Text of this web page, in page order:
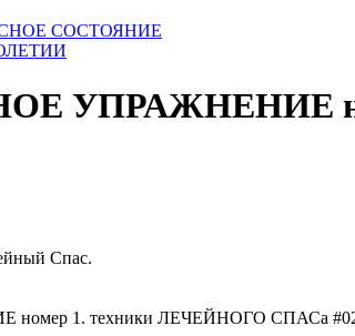
СОСТОЯНИЕ
УПРАЖНЕНИЕ
Спас.
1. техники ЛЕЧЕЙНОГО СПАСа